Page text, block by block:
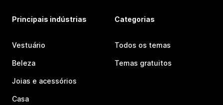
Principais indústrias
Vestuário
Beleza
Joias e acessórios
Casa
Categorias
Todos os temas
Temas gratuitos